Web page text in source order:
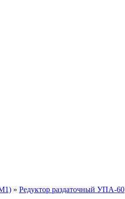
» Редуктор раздаточный УПА-60